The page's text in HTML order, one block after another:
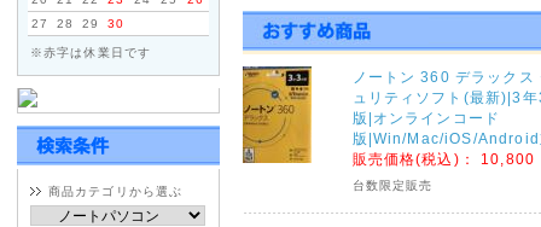
27
28 29 30
※赤字は休業日です
商品カテゴリから選ぶ
佐川急便一部地域配送停止
天候不良による配送の遅延につ
部地域で発送遅延・停止が発生
くださいませ。
2020年09月04日
ノートン 360 デラックス
ュリティソフト(最新)|3
版|オンラインコード
版|Win/Mac/iOS/Android
販売価格(税込)： 10,800
台数限定販売